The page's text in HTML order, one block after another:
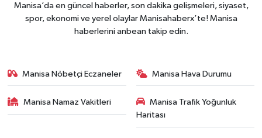
Manisa’da en güncel haberler, son dakika gelişmeleri, siyaset,
spor, ekonomi ve yerel olaylar Manisahaberx’te! Manisa
haberlerini anbean takip edin.
Manisa Nöbetçi Eczaneler Manisa Hava Durumu
Manisa Namaz Vakitleri
Manisa Trafik Yoğunluk
Haritası